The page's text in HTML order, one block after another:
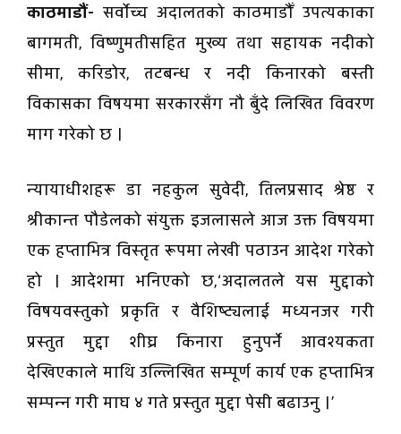
काठमाडौं- सर्वोच्च अदालतको काठमाडौँ उपत्यकाका
बागमती, विष्णुमतीसहित मुख्य तथा सहायक नदीको
सीमा, करिडोर, तटबन्ध र नदी किनारको बस्ती
विकासका विषयमा सरकारसँग नौ बुँदे लिखित विवरण
माग गरेको छ ।
न्यायाधीशहरू डा नहकुल सुवेदी, तिलप्रसाद श्रेष्ठ र
श्रीकान्त पौडेलको संयुक्त इजलासले आज उक्त विषयमा
एक हप्ताभित्र विस्तृत रूपमा लेखी पठाउन आदेश गरेको
हो । आदेशमा भनिएको छ,‘अदालतले यस मुद्दाको
विषयवस्तुको प्रकृति र वैशिष्ट्यलाई मध्यनजर गरी
प्रस्तुत मुद्दा शीघ्र किनारा हुनुपर्ने आवश्यकता
देखिएकाले माथि उल्लिखित सम्पूर्ण कार्य एक हप्ताभित्र
सम्पन्न गरी माघ ४ गते प्रस्तुत मुद्दा पेसी बढाउनु ।’